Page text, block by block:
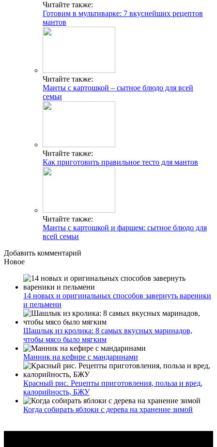
Читайте также:
Готовим в мультиварке: 7 вкуснейших рецептов
мантов
Читайте также:
Манты с картошкой – сытное блюдо для всей
семьи
Читайте также:
Как приготовить правильное тесто для мантов
Читайте также:
Манты с картошкой и фаршем: сытное блюдо для
всей семьи
Добавить комментарий
Новое
14 новых и оригинальных способов завернуть вареники
и пельмени
Шашлык из кролика: 8 самых вкусных маринадов,
чтобы мясо было мягким
Манник на кефире с мандаринами
Красный рис. Рецепты приготовления, польза и вред,
калорийность, БЖУ
Когда собирать яблоки с дерева на хранение зимой